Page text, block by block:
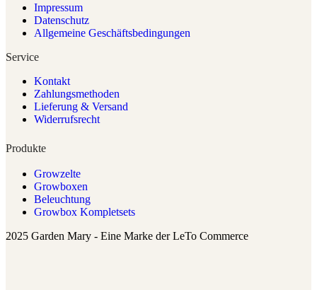
Impressum
Datenschutz
Allgemeine Geschäftsbedingungen
Service
Kontakt
Zahlungsmethoden
Lieferung & Versand
Widerrufsrecht
Produkte
Growzelte
Growboxen
Beleuchtung
Growbox Kompletsets
2025 Garden Mary - Eine Marke der LeTo Commerce